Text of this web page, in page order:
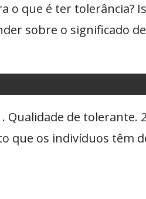
o que é ter tolerância?
sobre o significado
Qualidade de tolerante.
que os indivíduos têm